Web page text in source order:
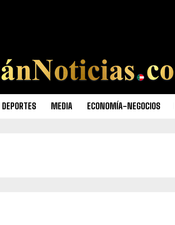
DEPORTES MEDIA ECONOMÍA-NEGOCIOS